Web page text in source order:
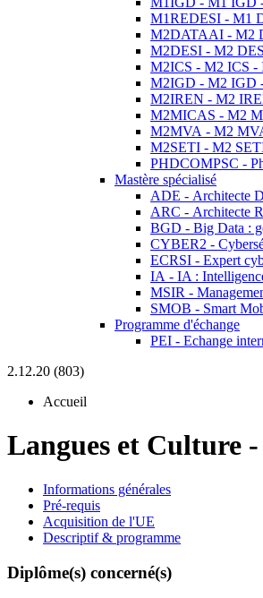
M1REDESI - M1
M2DATAAI - M2
M2DESI - M2
M2ICS - M2 ICS -
M2IGD - M2 IGD -
M2IREN - M2
M2MICAS - M2
M2MVA - M2
M2SETI - M2 SETI
PHDCOMPSC -
Mastère spécialisé
ADE - Architecte
ARC - Architecte
BGD - Big Data :
CYBER2 -
ECRSI - Expert
IA - IA :
MSIR -
SMOB - Smart
Programme d'échange
PEI - Echange
2.12.20 (803)
Accueil
Langues et Culture -
Informations générales
Pré-requis
Acquisition de l'UE
Descriptif & programme
Diplôme(s) concerné(s)